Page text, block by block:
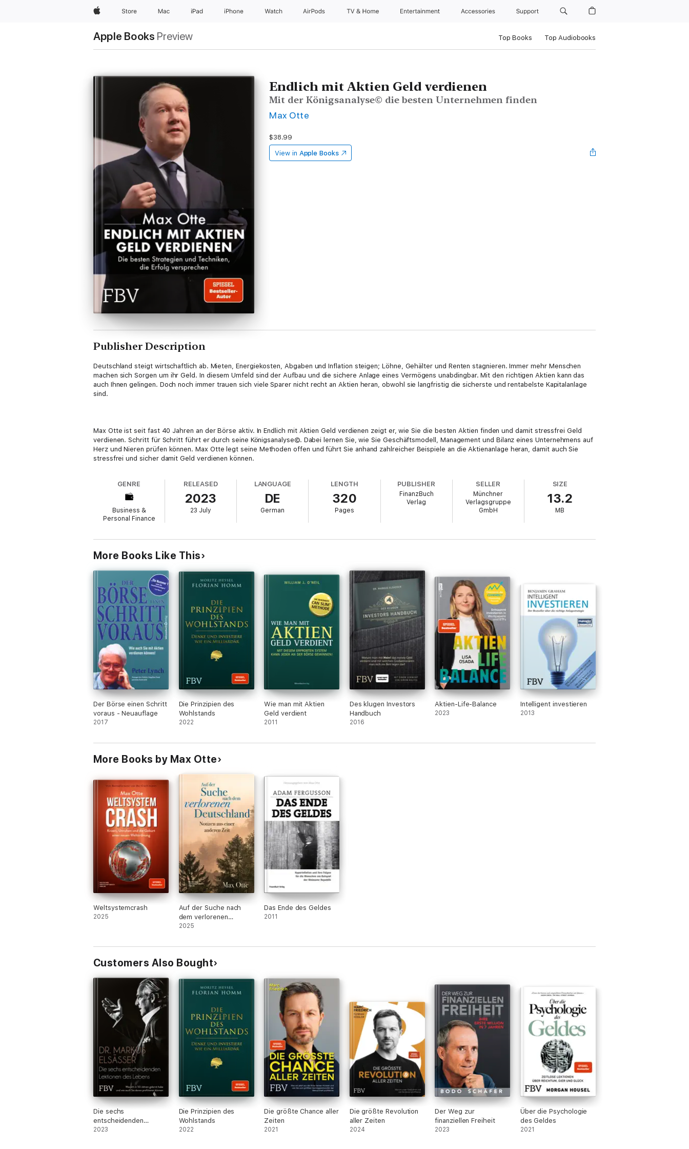
AppleStore Mac iPad iPhone Watch AirPods TV & Home Entertainment Accessories Support
Apple Books Preview Top Books Top Audiobooks
Endlich mit Aktien Geld verdienen
Mit der Königsanalyse© die besten Unternehmen finden
Max Otte
$38.99
View in Apple Books
Publisher Description
Deutschland steigt wirtschaftlich ab. Mieten, Energiekosten, Abgaben und Inflation steigen; Löhne, Gehälter und Renten stagnieren. Immer mehr Menschen
machen sich Sorgen um ihr Geld. In diesem Umfeld sind der Aufbau und die sichere Anlage eines Vermögens unabdingbar. Mit den richtigen Aktien kann das
auch Ihnen gelingen. Doch noch immer trauen sich viele Sparer nicht recht an Aktien heran, obwohl sie langfristig die sicherste und rentabelste Kapitalanlage
sind.
Max Otte ist seit fast 40 Jahren an der Börse aktiv. In Endlich mit Aktien Geld verdienen zeigt er, wie Sie die besten Aktien finden und damit stressfrei Geld
verdienen. Schritt für Schritt führt er durch seine Königsanalyse©. Dabei lernen Sie, wie Sie Geschäftsmodell, Management und Bilanz eines Unternehmens auf
Herz und Nieren prüfen können. Max Otte legt seine Methoden offen und führt Sie anhand zahlreicher Beispiele an die Aktienanlage heran, damit auch Sie
stressfrei und sicher damit Geld verdienen können.
GENRE
Business &
Personal Finance
RELEASED
2023
23 July
LANGUAGE
DE
German
LENGTH
320
Pages
PUBLISHER
FinanzBuch
Verlag
SELLER
Münchner
Verlagsgruppe
GmbH
SIZE
13.2
MB
More Books Like This
Der Börse einen Schritt
voraus - Neuauflage
2017
Die Prinzipien des
Wohlstands
2022
Wie man mit Aktien
Geld verdient
2011
Des klugen Investors
Handbuch
2016
Aktien-Life-Balance
2023
Intelligent investieren
2013
More Books by Max Otte
Weltsystemcrash
2025
Auf der Suche nach
dem verlorenen
Deutschland
2025
Das Ende des Geldes
2011
Customers Also Bought
Die sechs
entscheidenden
Lektionen des Lebens
2023
Die Prinzipien des
Wohlstands
2022
Die größte Chance aller
Zeiten
2021
Die größte Revolution
aller Zeiten
2024
Der Weg zur
finanziellen Freiheit
2023
Über die Psychologie
des Geldes
2021